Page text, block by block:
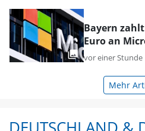
Bayern
Euro an
vor einer Stunde
Mehr